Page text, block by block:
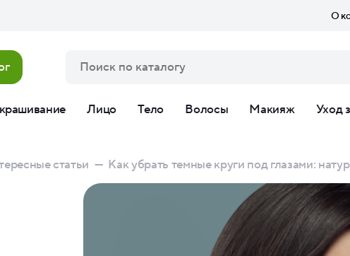
О
Лицо Тело Волосы Макияж Уход
статьи — Как убрать темные круги под глазами: